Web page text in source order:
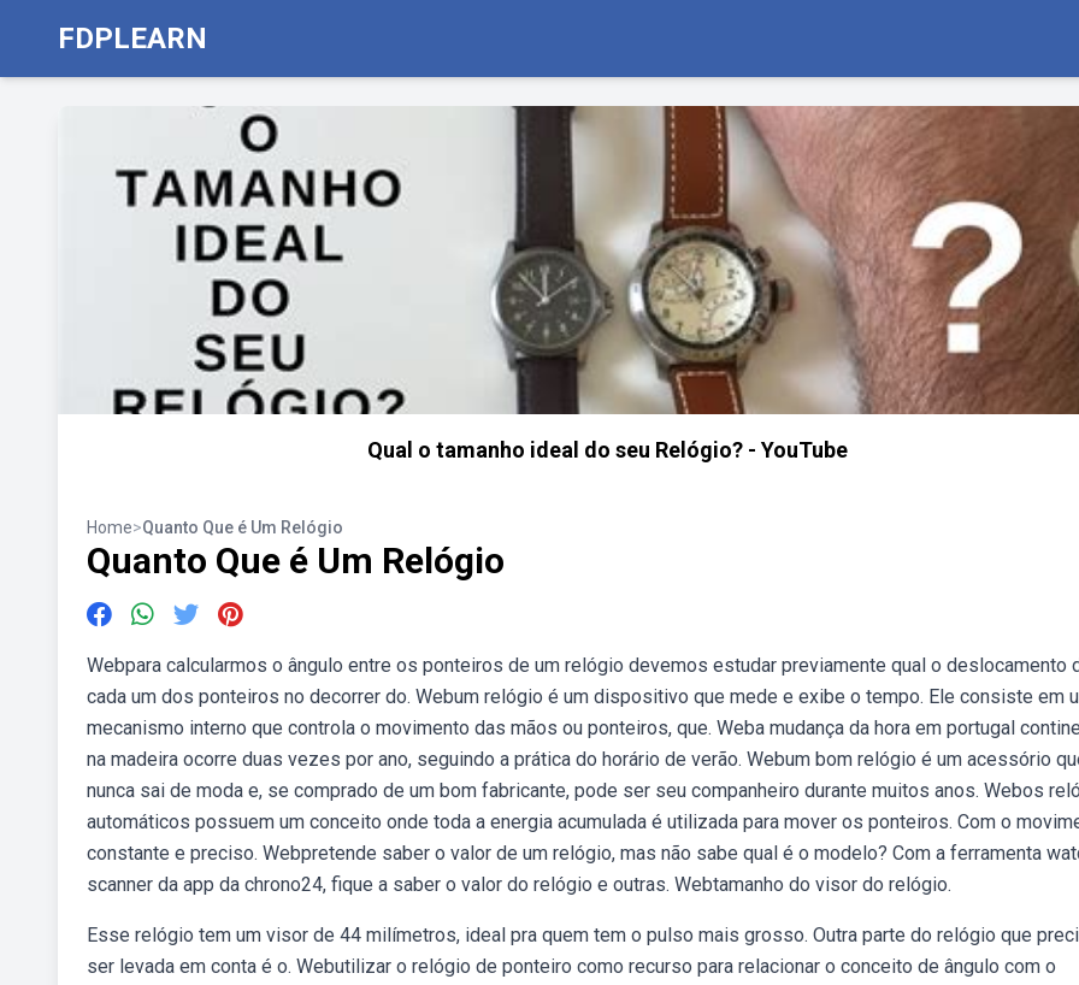
FDPLEARN
Qual o tamanho ideal do seu Relógio? - YouTube
Home>Quanto Que é Um Relógio
Quanto Que é Um Relógio
Webpara calcularmos o ângulo entre os ponteiros de um relógio devemos estudar previamente qual o deslocamento
cada um dos ponteiros no decorrer do. Webum relógio é um dispositivo que mede e exibe o tempo. Ele consiste em
mecanismo interno que controla o movimento das mãos ou ponteiros, que. Weba mudança da hora em portugal
na madeira ocorre duas vezes por ano, seguindo a prática do horário de verão. Webum bom relógio é um acessório
nunca sai de moda e, se comprado de um bom fabricante, pode ser seu companheiro durante muitos anos. Webos
automáticos possuem um conceito onde toda a energia acumulada é utilizada para mover os ponteiros. Com o
constante e preciso. Webpretende saber o valor de um relógio, mas não sabe qual é o modelo? Com a ferramenta
scanner da app da chrono24, fique a saber o valor do relógio e outras. Webtamanho do visor do relógio.
Esse relógio tem um visor de 44 milímetros, ideal pra quem tem o pulso mais grosso. Outra parte do relógio que
ser levada em conta é o. Webutilizar o relógio de ponteiro como recurso para relacionar o conceito de ângulo com o